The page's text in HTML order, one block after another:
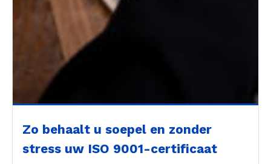
Zo behaalt u soepel en zonder
stress uw ISO 9001-certificaat